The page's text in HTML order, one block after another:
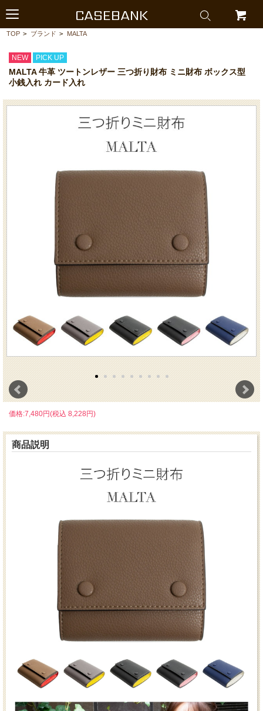
CASEBANK
TOP > ブランド > MALTA
NEW PICK UP
MALTA 牛革 ツートンレザー 三つ折り財布 ミニ財布 ボックス型
小銭入れ カード入れ
価格:7,480円(税込 8,228円)
商品説明